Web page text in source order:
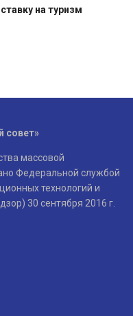
на туризм
совет»
массовой
Федеральной службой
технологий и
30 сентября 2016 г.